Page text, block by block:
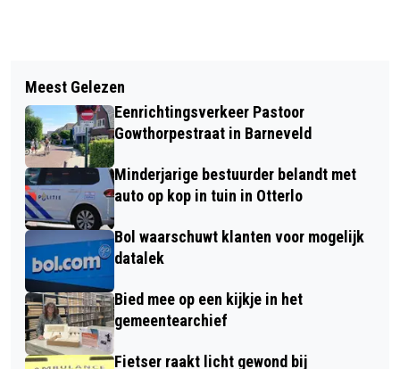
STEFAN DE RIDDER NAAR LANDELIJKE
FINALE ONK POKER
NEDERLANDSE WETENSCHAPPERS
VERTREKKEN DOOR VEROUDERDE
COMPUTERS
Meest Gelezen
Eenrichtingsverkeer Pastoor
Gowthorpestraat in Barneveld
Minderjarige bestuurder belandt met
auto op kop in tuin in Otterlo
Bol waarschuwt klanten voor mogelijk
datalek
Bied mee op een kijkje in het
gemeentearchief
Fietser raakt licht gewond bij